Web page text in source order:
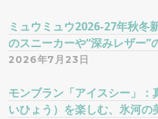
ミュウミュウ2026-27年秋冬
のスニーカーや“深みレザー”
2026年7月23日
モンブラン「アイスシー」
いひょう）を楽しむ、氷河の